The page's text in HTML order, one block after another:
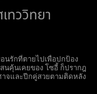
ทววิทยา
นรักที่ตายไปเพื่อปกป้อง
นคุ้นเคยของ โซอี้ ก็ปรากฎ
จและปีกคู่สวยตามติดหลัง